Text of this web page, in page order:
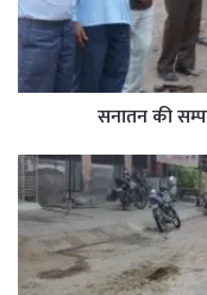
सनातन की